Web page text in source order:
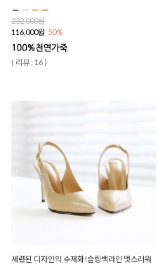
232,000원
116,000원 50%
( 리뷰 : 16 )
세련된 디자인의 수제화!슬링백라인 멋스러워